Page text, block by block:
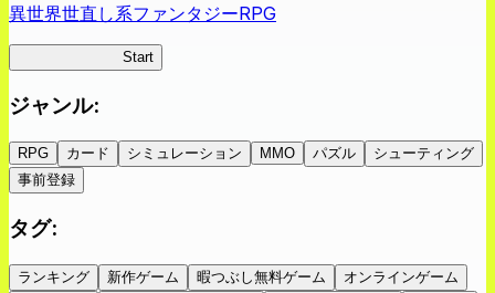
異世界世直し系ファンタジーRPG
Start
ジャンル:
RPG カード シミュレーション MMO パズル
シューティング
事前登録
タグ:
ランキング 新作ゲーム 暇つぶし無料ゲーム
オンラインゲーム